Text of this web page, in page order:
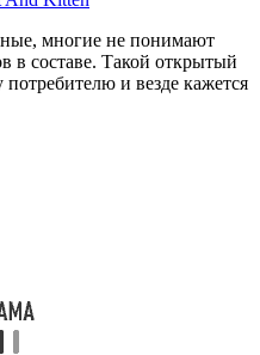
многие не понимают
в составе. Такой открытый
и везде кажется